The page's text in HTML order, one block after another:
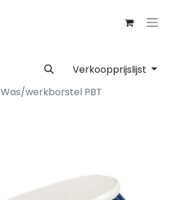
Verkoopprijslijst
Was/werkborstel PBT